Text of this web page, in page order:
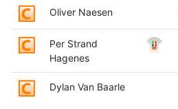
Oliver Naesen
Per Strand
Hagenes
Dylan Van Baarle